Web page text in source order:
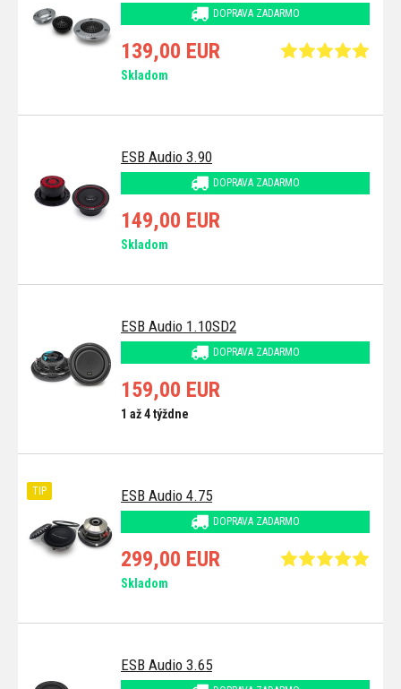
DOPRAVA ZADARMO
139,00 EUR
Skladom
ESB Audio 3.90
DOPRAVA ZADARMO
149,00 EUR
Skladom
ESB Audio 1.10SD2
DOPRAVA ZADARMO
159,00 EUR
1 až 4 týždne
ESB Audio 4.75
DOPRAVA ZADARMO
TIP
299,00 EUR
Skladom
ESB Audio 3.65